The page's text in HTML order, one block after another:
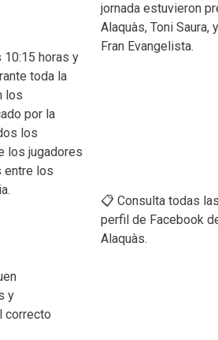
horas y
toda la
los
por la
los
los jugadores
entre los
y
correcto
jornada estuvieron
Alaquàs, Toni Saura,
Fran Evangelista.
📋 Consulta todas
perfil de Facebook
Alaquàs.